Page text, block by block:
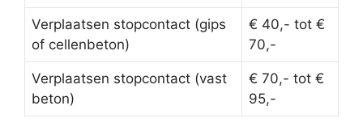
Verplaatsen stopcontact (gips
of cellenbeton)
€ 40,- tot €
70,-
Verplaatsen stopcontact (vast
beton)
€ 70,- tot €
95,-